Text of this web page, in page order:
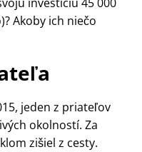
Akoby ich niečo
jeden z priateľov
okolností. Za
zišiel z cesty.